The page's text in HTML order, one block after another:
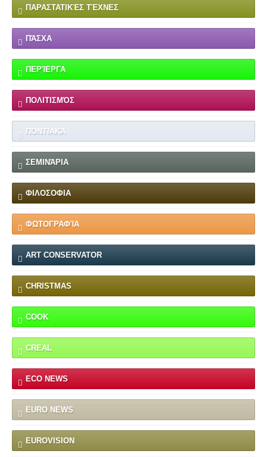
ΠΑΡΑΣΤΑΤΙΚΈΣ ΤΈΧΝΕΣ
ΠΆΣΧΑ
ΠΕΡΊΕΡΓΑ
ΠΟΛΙΤΙΣΜΌΣ
ΠΟΝΤΙΑΚΆ
ΣΕΜΙΝΆΡΙΑ
ΦΙΛΟΣΟΦΙΑ
ΦΩΤΟΓΡΑΦΊΑ
ART CONSERVATOR
CHRISTMAS
COOK
CREAL
ECO NEWS
EURO NEWS
EUROVISION